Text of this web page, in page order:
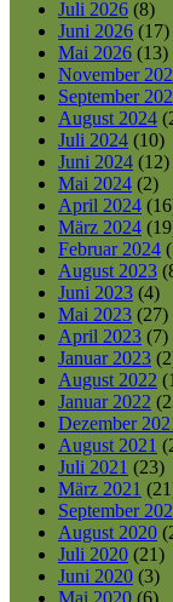
Juli 2026 (8)
Juni 2026 (17)
Mai 2026 (13)
November
September
August 2024
Juli 2024 (10)
Juni 2024 (12)
Mai 2024 (2)
April 2024
März 2024
Februar 2024
August 2023
Juni 2023 (4)
Mai 2023 (27)
April 2023 (7)
Januar 2023
August 2022
Januar 2022
Dezember
August 2021
Juli 2021 (23)
März 2021
September
August 2020
Juli 2020 (21)
Juni 2020 (3)